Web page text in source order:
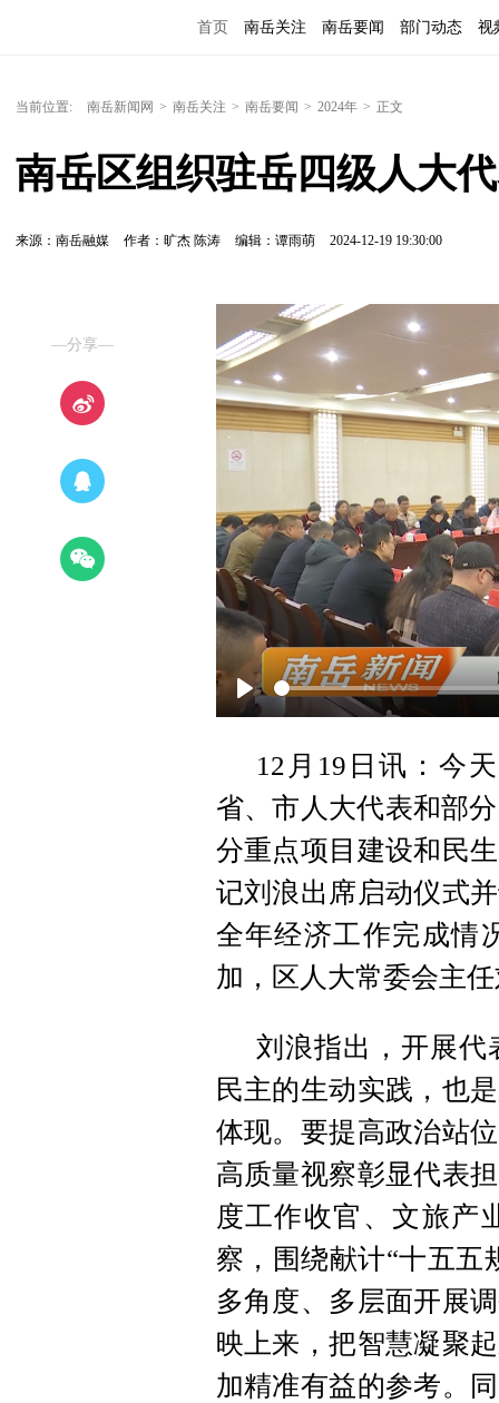
首页 南岳关注 南岳要闻 部门动态 视
当前位置: 南岳新闻网 > 南岳关注 > 南岳要闻 > 2024年 > 正文
南岳区组织驻岳四级人大
来源：南岳融媒 作者：旷杰 陈涛 编辑：谭雨萌 2024-12-19 19:30:00
—分享—
Play
12月19日讯：今
省、市人大代表和部
分重点项目建设和民
记刘浪出席启动仪式
全年经济工作完成情
加，区人大常委会主
刘浪指出，开展代
民主的生动实践，也
体现。要提高政治站
高质量视察彰显代表
度工作收官、文旅产
察，围绕献计“十五五
多角度、多层面开展
映上来，把智慧凝聚
加精准有益的参考。